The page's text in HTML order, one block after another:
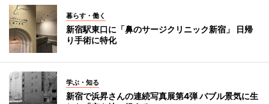
暮らす・働く
新宿駅東口に「鼻のサージクリニック新宿」 日帰
り手術に特化
学ぶ・知る
新宿で浜昇さんの連続写真展第4弾 バブル景気に生